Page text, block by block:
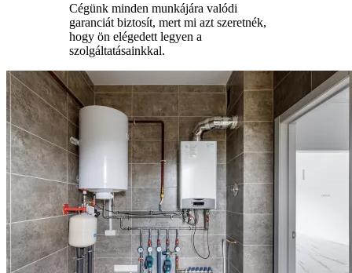
Cégünk minden munkájára valódi
garanciát biztosít, mert mi azt szeretnék,
hogy ön elégedett legyen a
szolgáltatásainkkal.